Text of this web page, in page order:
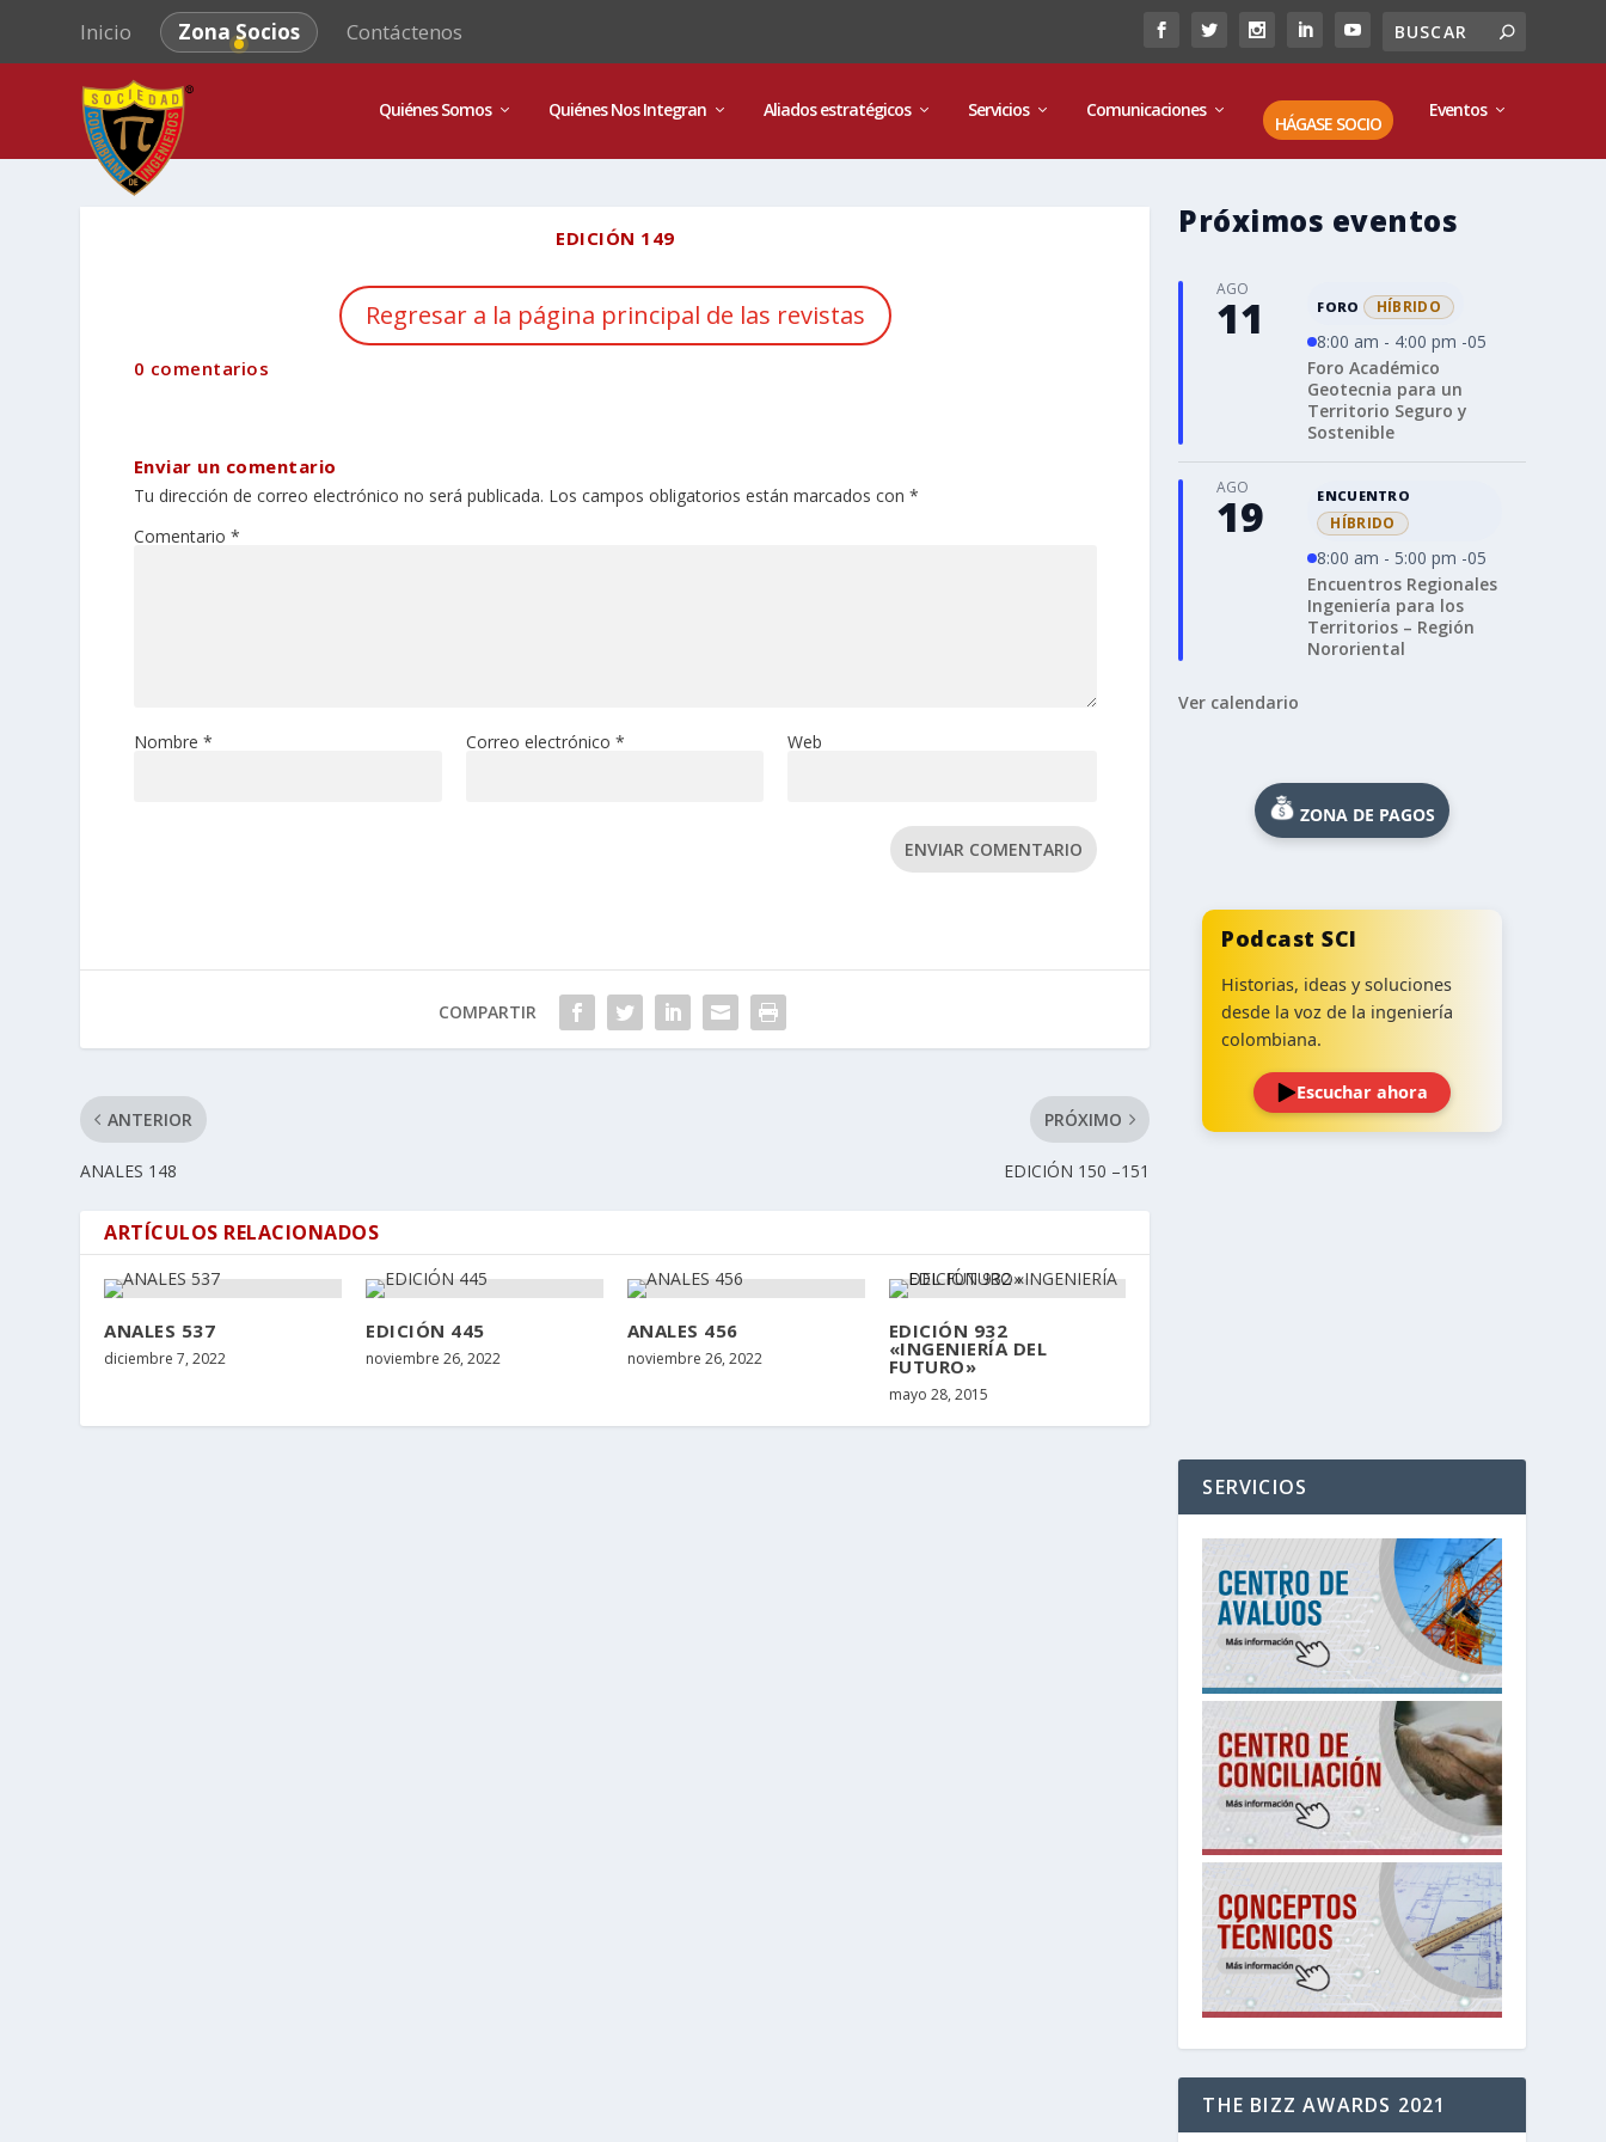
Inicio Zona Socios Contáctenos
Quiénes Somos Quiénes Nos Integran Aliados estratégicos Servicios Comunicaciones
HÁGASE SOCIO
Eventos
EDICIÓN 149
Regresar a la página principal de las revistas
0 comentarios
Enviar un comentario
Tu dirección de correo electrónico no será publicada. Los campos obligatorios están marcados con *
Comentario *
Nombre * Correo electrónico* Web
ENVIAR COMENTARIO
COMPARTIR
ANTERIOR
ANALES 148
PRÓXIMO
EDICIÓN 150 –151
ARTÍCULOS RELACIONADOS
ANALES 537
diciembre 7, 2022
EDICIÓN 445
noviembre 26, 2022
ANALES 456
noviembre 26, 2022
EDICIÓN 932
«INGENIERÍA DEL
FUTURO»
mayo 28, 2015
Próximos eventos
AGO
11 FORO HÍBRIDO
8:00 am - 4:00 pm -05
Foro Académico
Geotecnia para un
Territorio Seguro y
Sostenible
AGO
19 ENCUENTRO
HÍBRIDO
8:00 am - 5:00 pm -05
Encuentros Regionales
Ingeniería para los
Territorios – Región
Nororiental
Ver calendario
ZONA DE PAGOS
Podcast SCI
Historias, ideas y soluciones
desde la voz de la ingeniería
colombiana.
Escuchar ahora
SERVICIOS
THE BIZZ AWARDS 2021